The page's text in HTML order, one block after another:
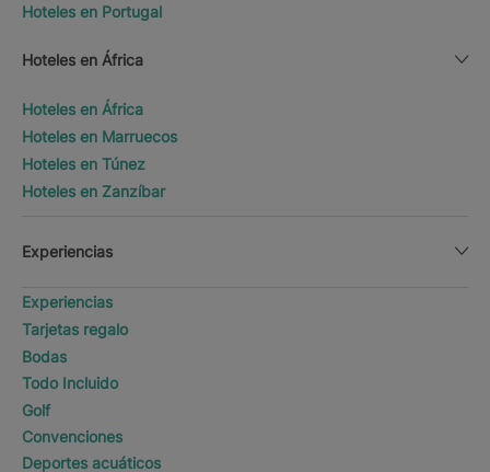
Hoteles en Portugal
Hoteles en África
Hoteles en África
Hoteles en Marruecos
Hoteles en Túnez
Hoteles en Zanzíbar
Experiencias
Experiencias
Tarjetas regalo
Bodas
Todo Incluido
Golf
Convenciones
Deportes acuáticos